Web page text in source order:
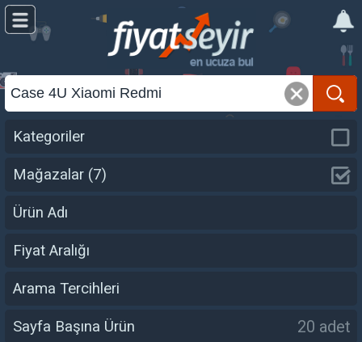
Kategoriler
Mağazalar (7)
Ürün Adı
Fiyat Aralığı
Arama Tercihleri
Sayfa Başına Ürün 20 adet